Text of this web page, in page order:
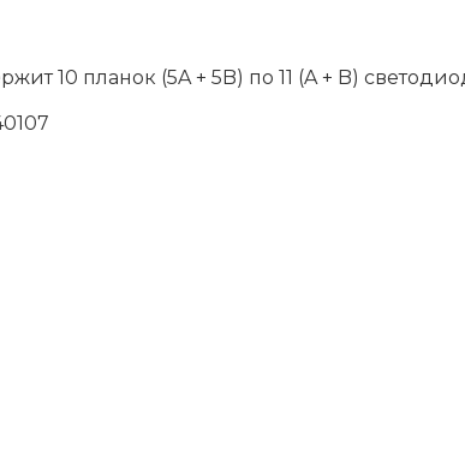
10 планок (5A + 5B) по 11 (A + B)